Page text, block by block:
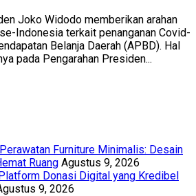
Joko Widodo memberikan arahan
Indonesia terkait penanganan Covid-
Belanja Daerah (APBD). Hal
pada Pengarahan Presiden...
Furniture Minimalis: Desain
Ruang Agustus 9, 2026
Donasi Digital yang Kredibel
9, 2026